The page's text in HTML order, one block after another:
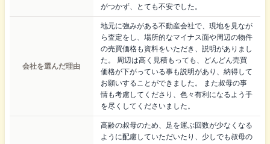
がつかず、とても不安でした。
会社を選んだ理由
地元に強みがある不動産会社で、現地を見なが
ら査定をし、場所的なマイナス面や周辺の物件
の売買価格も資料をいただき、説明がありまし
た。 周辺は高く見積もっても、どんどん売買
価格が下がっている事も説明があり、納得して
お願いすることができました。 また叔母の事
情も考慮してくださり、色々有利になるよう手
を尽くしてくださいました。
高齢の叔母のため、足を運ぶ回数が少なくなる
ように配慮していただいたり、少しでも叔母の